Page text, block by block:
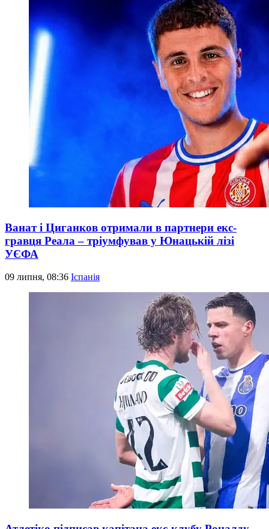
Ванат і Циганков отримали в партнери екс-
гравця Реала – тріумфував у Юнацькій лізі
УЄФА
09 липня, 08:36 Іспанія